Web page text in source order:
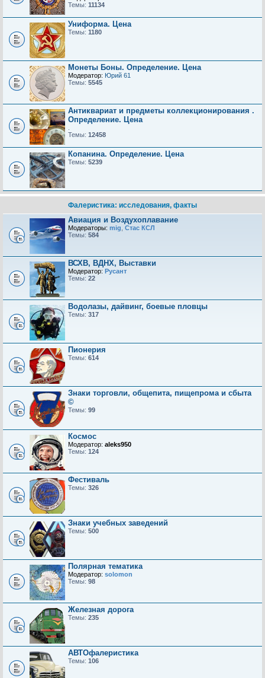
Темы: 11134
Униформа. Цена
Темы: 1180
Монеты Боны. Определение. Цена
Модератор: Юрий 61
Темы: 5545
Антиквариат и предметы коллекционирования .
Определение. Цена
Темы: 12458
Копанина. Определение. Цена
Темы: 5239
Фалеристика: исследования, факты
Авиация и Воздухоплавание
Модераторы: mig Стас КСЛ
Темы: 584
ВСХВ, ВДНХ, Выставки
Модератор: Русант
Темы: 22
Водолазы, дайвинг, боевые пловцы
Темы: 317
Пионерия
Темы: 614
Знаки торговли, общепита, пищепрома и сбыта
©
Темы: 99
Космос
Модератор: aleks950
Темы: 124
Фестиваль
Темы: 326
Знаки учебных заведений
Темы: 500
Полярная тематика
Модератор: solomon
Темы: 98
Железная дорога
Темы: 235
АВТОфалеристика
Темы: 106